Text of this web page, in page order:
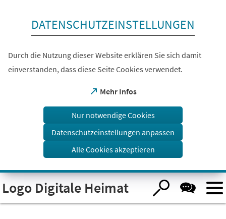
Visuelle
Assistenzsoftware
öffnen.
DATENSCHUTZEINSTELLUNGEN
Durch die Nutzung dieser Website erklären Sie sich damit
einverstanden, dass diese Seite Cookies verwendet.
Mehr Infos
(Öffnet
einem
Tab)
Nur notwendige Cookies
Datenschutzeinstellungen anpassen
Alle Cookies akzeptieren
Logo Digitale Heimat